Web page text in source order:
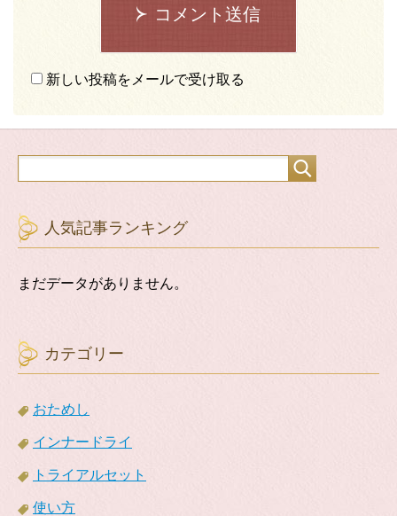
コメント送信
新しい投稿をメールで受け取る
人気記事ランキング
まだデータがありません。
カテゴリー
おためし
インナードライ
トライアルセット
使い方